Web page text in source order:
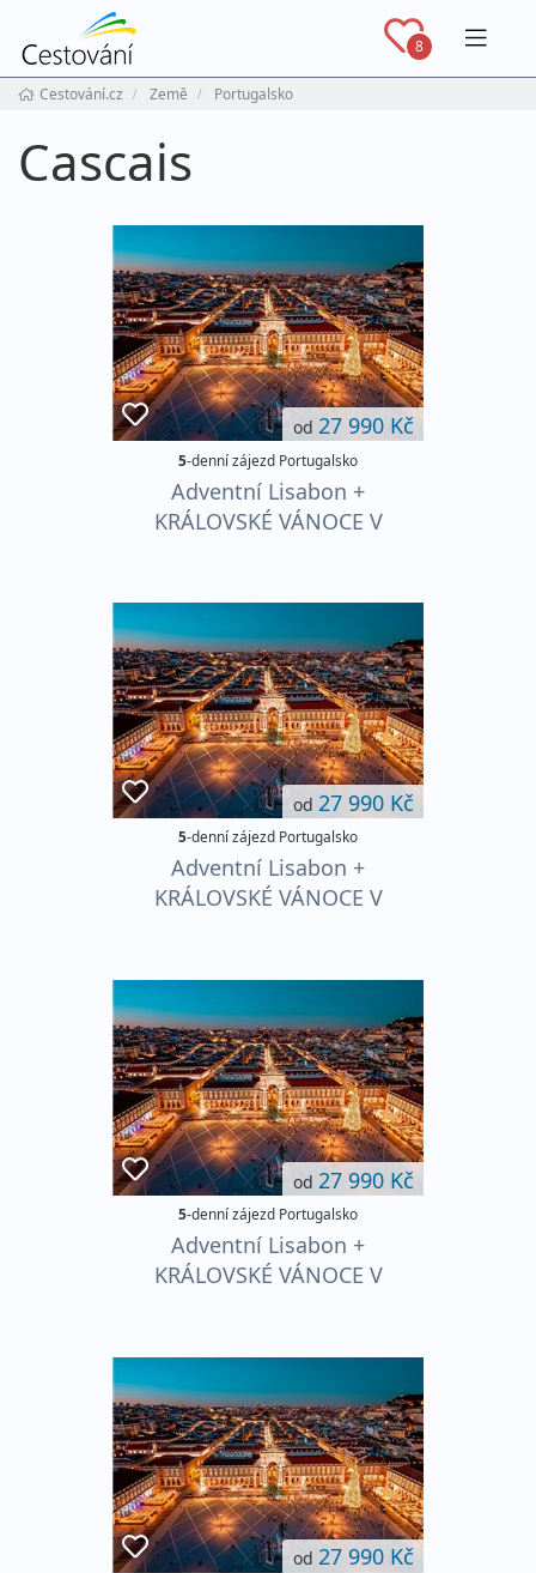
8
Cestování.cz Země Portugalsko
Cascais
od 27 990 Kč
5-denní zájezd Portugalsko
Adventní Lisabon +
KRÁLOVSKÉ VÁNOCE V
od 27 990 Kč
5-denní zájezd Portugalsko
Adventní Lisabon +
KRÁLOVSKÉ VÁNOCE V
od 27 990 Kč
5-denní zájezd Portugalsko
Adventní Lisabon +
KRÁLOVSKÉ VÁNOCE V
od 27 990 Kč